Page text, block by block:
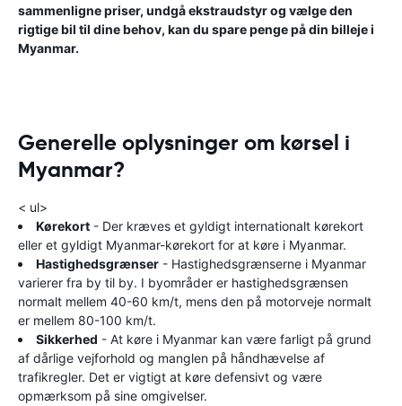
sammenligne priser, undgå ekstraudstyr og vælge den
rigtige bil til dine behov, kan du spare penge på din billeje i
Myanmar.
Generelle oplysninger om kørsel i
Myanmar?
< ul>
Kørekort - Der kræves et gyldigt internationalt kørekort
eller et gyldigt Myanmar-kørekort for at køre i Myanmar.
Hastighedsgrænser - Hastighedsgrænserne i Myanmar
varierer fra by til by. I byområder er hastighedsgrænsen
normalt mellem 40-60 km/t, mens den på motorveje normalt
er mellem 80-100 km/t.
Sikkerhed - At køre i Myanmar kan være farligt på grund
af dårlige vejforhold og manglen på håndhævelse af
trafikregler. Det er vigtigt at køre defensivt og være
opmærksom på sine omgivelser.